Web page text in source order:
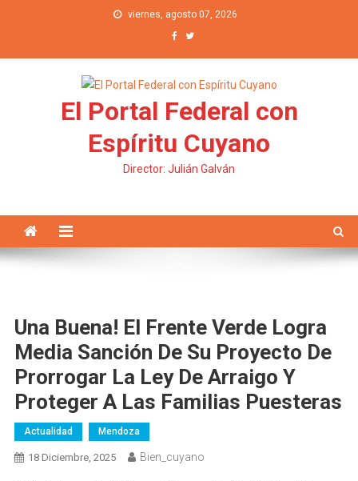
viernes, agosto 07, 2026
El Portal Federal con
Espíritu Cuyano
Director: Julián Galván
Una Buena! El Frente Verde Logra
Media Sanción De Su Proyecto De
Prorrogar La Ley De Arraigo Y
Proteger A Las Familias Puesteras
Actualidad Mendoza
18 Diciembre, 2025 Bien_cuyano